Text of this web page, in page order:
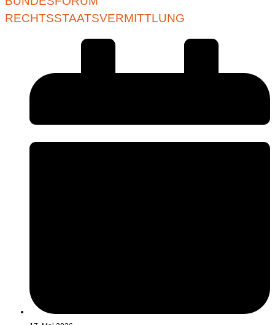
RECHTSSTAATSVERMITTLUNG